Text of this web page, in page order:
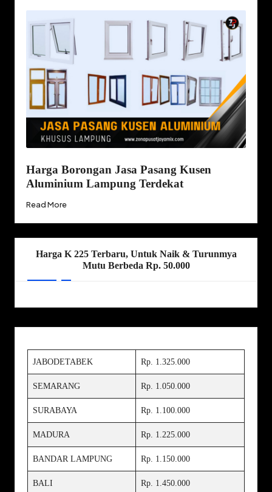
Harga Borongan Jasa Pasang Kusen
Aluminium Lampung Terdekat
Read More
Harga K 225 Terbaru, Untuk Naik & Turunmya
Mutu Berbeda Rp. 50.000
JABODETABEK Rp. 1.325.000
SEMARANG Rp. 1.050.000
SURABAYA Rp. 1.100.000
MADURA Rp. 1.225.000
BANDAR LAMPUNG Rp. 1.150.000
BALI Rp. 1.450.000